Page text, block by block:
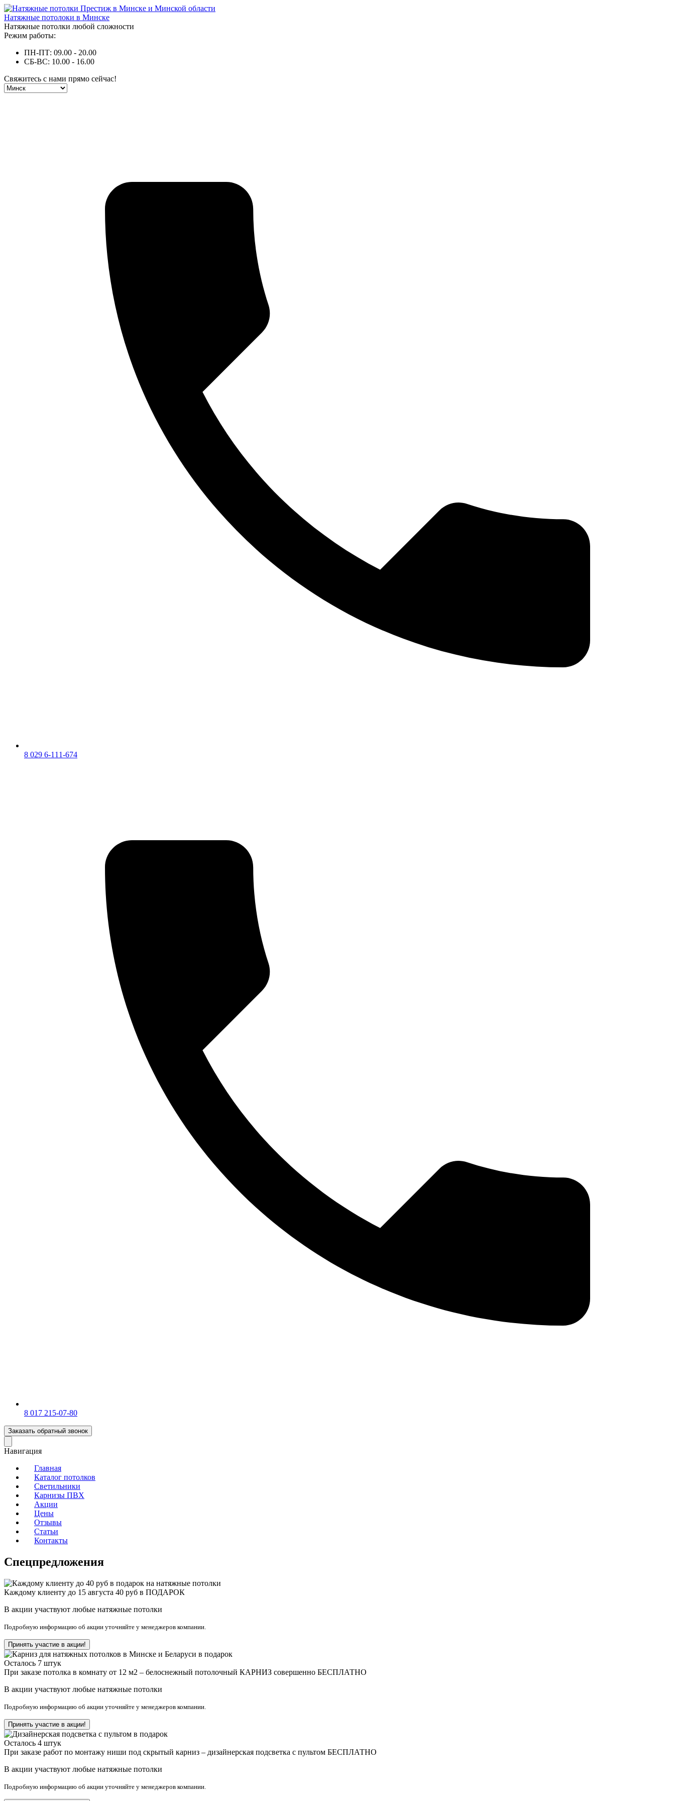
Натяжные потолоки в Минске
Натяжные потолки любой сложности
Режим работы:
ПН-ПТ: 09.00 - 20.00
СБ-ВС: 10.00 - 16.00
Свяжитесь с нами прямо сейчас!
8 029 6-111-674
‎8 017 215-07-80
Заказать обратный звонок
Навигация
Главная
Каталог потолков
Светильники
Карнизы ПВХ
Акции
Цены
Отзывы
Статьи
Контакты
Спецпредложения
Каждому клиенту до 15 августа 40 руб в ПОДАРОК
В акции участвуют любые натяжные потолки
Подробную информацию об акции уточняйте у менеджеров компании.
Принять участие в акции!
Осталось 7 штук
При заказе потолка в комнату от 12 м2 – белоснежный потолочный КАРНИЗ совершенно БЕСПЛАТНО
В акции участвуют любые натяжные потолки
Подробную информацию об акции уточняйте у менеджеров компании.
Принять участие в акции!
Осталось 4 штук
При заказе работ по монтажу ниши под скрытый карниз – дизайнерская подсветка с пультом БЕСПЛАТНО
В акции участвуют любые натяжные потолки
Подробную информацию об акции уточняйте у менеджеров компании.